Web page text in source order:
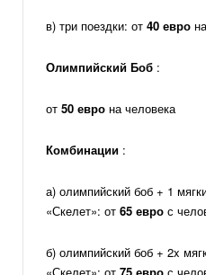
в) три поездки: от 40 евро
Олимпийский Боб :
от 50 евро на человека
Комбинации :
а) олимпийский боб + 1
«Скелет»: от 65 евро с
б) олимпийский боб + 2x
«Скелет»: от 75 евро с